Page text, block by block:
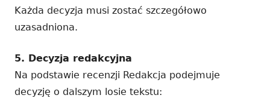
Każda decyzja musi zostać szczegółowo
uzasadniona.
5. Decyzja redakcyjna
Na podstawie recenzji Redakcja podejmuje
decyzję o dalszym losie tekstu: